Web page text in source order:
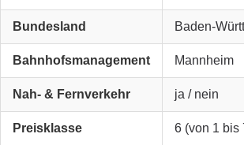
Bundesland Baden-
Bahnhofsmanagement Mannheim
Nah- & Fernverkehr ja / nein
Preisklasse 6 (von 1 bis